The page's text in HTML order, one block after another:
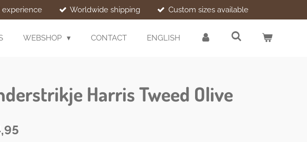
experience Worldwide shipping Custom sizes available
WEBSHOP CONTACT ENGLISH
Harris Tweed Olive